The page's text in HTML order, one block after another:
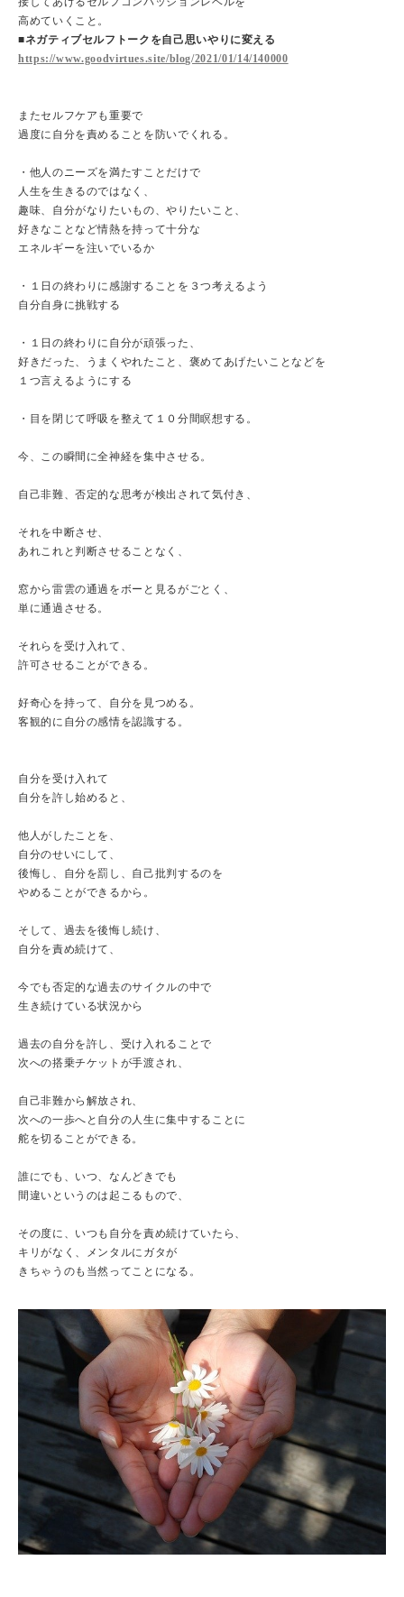
高めていくこと。
■ネガティブセルフトークを自己思いやりに変える
https://www.goodvirtues.site/blog/2021/01/14/140000
またセルフケアも重要で
過度に自分を責めることを防いでくれる。
・他人のニーズを満たすことだけで
人生を生きるのではなく、
趣味、自分がなりたいもの、やりたいこと、
好きなことなど情熱を持って十分な
エネルギーを注いでいるか
・１日の終わりに感謝することを３つ考えるよう
自分自身に挑戦する
・１日の終わりに自分が頑張った、
好きだった、うまくやれたこと、褒めてあげたいことなどを
１つ言えるようにする
・目を閉じて呼吸を整えて１０分間瞑想する。
今、この瞬間に全神経を集中させる。
自己非難、否定的な思考が検出されて気付き、
それを中断させ、
あれこれと判断させることなく、
窓から雷雲の通過をボーと見るがごとく、
単に通過させる。
それらを受け入れて、
許可させることができる。
好奇心を持って、自分を見つめる。
客観的に自分の感情を認識する。
自分を受け入れて
自分を許し始めると、
他人がしたことを、
自分のせいにして、
後悔し、自分を罰し、自己批判するのを
やめることができるから。
そして、過去を後悔し続け、
自分を責め続けて、
今でも否定的な過去のサイクルの中で
生き続けている状況から
過去の自分を許し、受け入れることで
次への搭乗チケットが手渡され、
自己非難から解放され、
次への一歩へと自分の人生に集中することに
舵を切ることができる。
誰にでも、いつ、なんどきでも
間違いというのは起こるもので、
その度に、いつも自分を責め続けていたら、
キリがなく、メンタルにガタが
きちゃうのも当然ってことになる。